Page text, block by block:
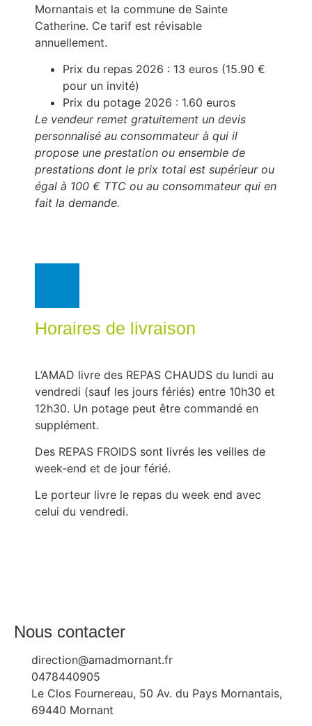
Mornantais et la commune de Sainte
Catherine. Ce tarif est révisable
annuellement.
Prix du repas 2026 : 13 euros (15.90 €
pour un invité)
Prix du potage 2026 : 1.60 euros
Le vendeur remet gratuitement un devis
personnalisé au consommateur à qui il
propose une prestation ou ensemble de
prestations dont le prix total est supérieur ou
égal à 100 € TTC ou au consommateur qui en
fait la demande.
Horaires de livraison
L’AMAD livre des REPAS CHAUDS du lundi au
vendredi (sauf les jours fériés) entre 10h30 et
12h30. Un potage peut être commandé en
supplément.
Des REPAS FROIDS sont livrés les veilles de
week-end et de jour férié.
Le porteur livre le repas du week end avec
celui du vendredi.
Nous contacter
direction@amadmornant.fr
0478440905
Le Clos Fournereau, 50 Av. du Pays Mornantais,
69440 Mornant